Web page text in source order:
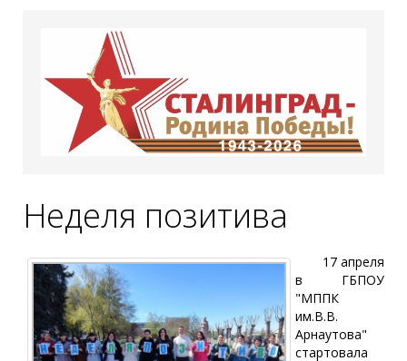
Неделя позитива
17 апреля
в ГБПОУ
"МППК
им.В.В.
Арнаутова"
стартовала